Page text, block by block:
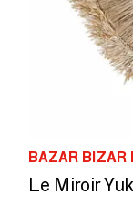
BAZAR BIZAR
Le Miroir